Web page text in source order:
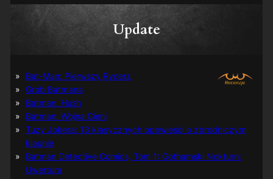
Update
Bat-Man: Pierwszy Rycerz
Grób Batmana
Batman: Hush
Batman: Wojna Cieni
Tuzy Jokera: 13 klasycznych opowieści o zbrodniczym
klaunie
Batman Detective Comics, Tom 1: Gothamski Nokturn:
Uwertura